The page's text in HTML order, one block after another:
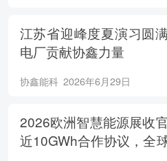
江苏省迎峰度夏演习圆
电厂贡献协鑫力量
协鑫能科 2026年6月29日
2026欧洲智慧能源展收
近10GWh合作协议，全